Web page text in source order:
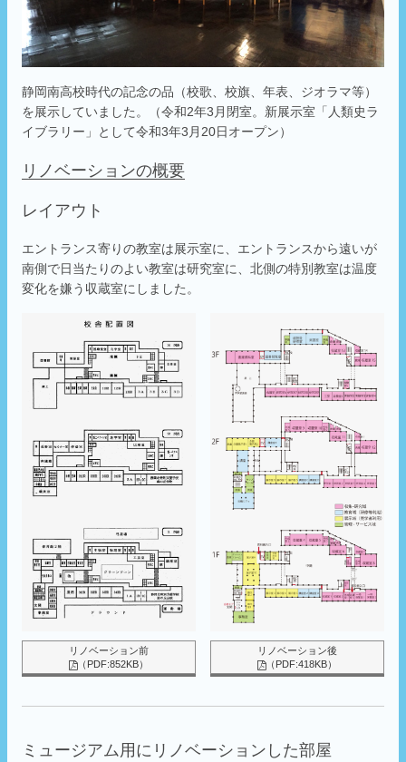
静岡南高校時代の記念の品（校歌、校旗、年表、ジオラマ等）
を展示していました。（令和2年3月閉室。新展示室「人類史ラ
イブラリー」として令和3年3月20日オープン）
リノベーションの概要
レイアウト
エントランス寄りの教室は展示室に、エントランスから遠いが
南側で日当たりのよい教室は研究室に、北側の特別教室は温度
変化を嫌う収蔵室にしました。
リノベーション前
（PDF:852KB）
リノベーション後
（PDF:418KB）
ミュージアム用にリノベーションした部屋